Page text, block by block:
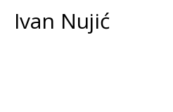
Ivan Nujić